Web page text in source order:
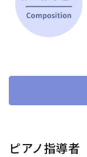
ピアノ指導